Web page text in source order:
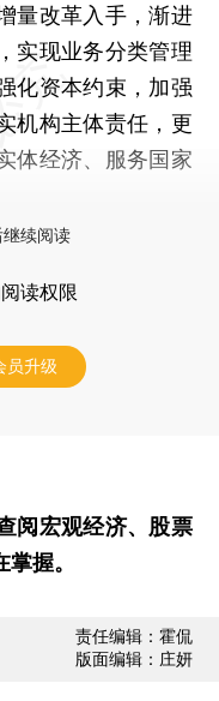
量改革入手，渐进
实现业务分类管理
化资本约束，加强
机构主体责任，更
体经济、服务国家
继续阅读
读权限
员升级
阅宏观经济、股票
握。
责任编辑：霍侃
版面编辑：庄妍